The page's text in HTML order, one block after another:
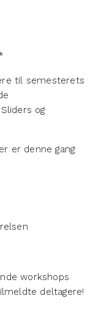
til semesterets
og
er denne gang:
workshops
deltagere!